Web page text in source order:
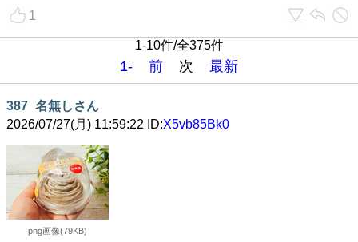
1
1-10件/全375件
1- 前 次 最新
387 名無しさん
2026/07/27(月) 11:59:22 ID:X5vb85Bk0
png画像(79KB)